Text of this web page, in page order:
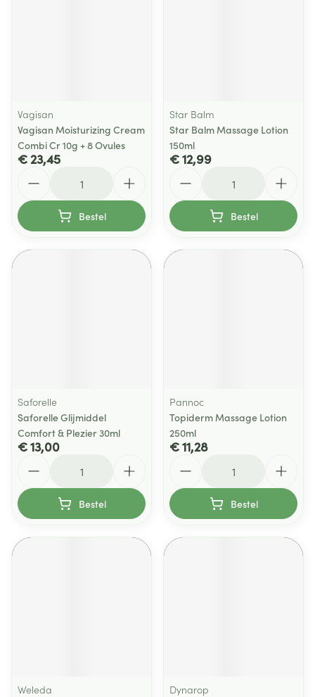
Vagisan
Vagisan Moisturizing Cream
Combi Cr 10g + 8 Ovules
€ 23,45
Bestel
Star Balm
Star Balm Massage Lotion
150ml
€ 12,99
Bestel
Saforelle
Saforelle Glijmiddel
Comfort & Plezier 30ml
€ 13,00
Bestel
Pannoc
Topiderm Massage Lotion
250ml
€ 11,28
Bestel
Weleda
Dynarop